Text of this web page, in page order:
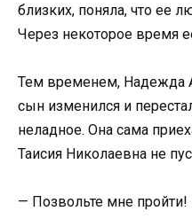
близких, поняла, что ее
Через некоторое время
Тем временем, Надежда
сын изменился и
неладное. Она сама
Таисия Николаевна не
— Позвольте мне